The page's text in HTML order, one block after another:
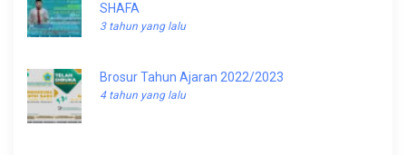
SHAFA
3 tahun yang lalu
Brosur Tahun Ajaran 2022/2023
4 tahun yang lalu